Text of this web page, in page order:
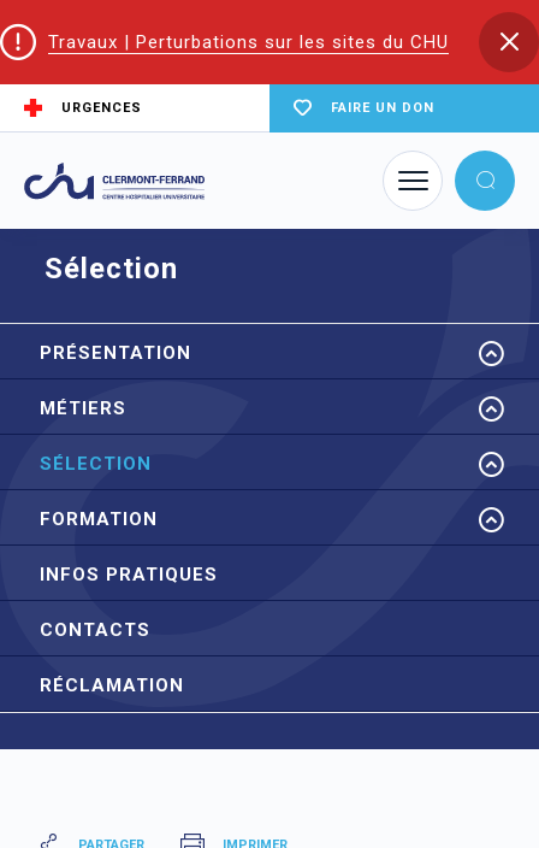
Travaux | Perturbations sur les sites du CHU
URGENCES FAIRE UN DON
Accueil
EIFS | Écoles et Instituts de Formation en Santé
ESF
Sélection
Sélection
PRÉSENTATION
MÉTIERS
SÉLECTION
FORMATION
INFOS PRATIQUES
CONTACTS
RÉCLAMATION